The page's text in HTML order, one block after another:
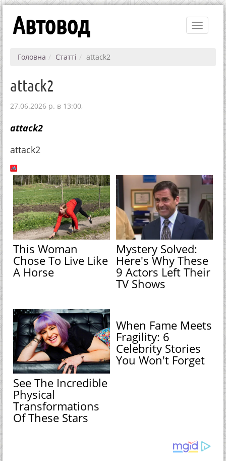
Toggle
Автовод
Головна Статті attack2
attack2
27.06.2026 р. в 13:00,
attack2
attack2
This Woman
Chose To Live Like
A Horse
Mystery Solved:
Here's Why These
9 Actors Left Their
TV Shows
See The Incredible
Physical
Transformations
Of These Stars
When Fame Meets
Fragility: 6
Celebrity Stories
You Won't Forget